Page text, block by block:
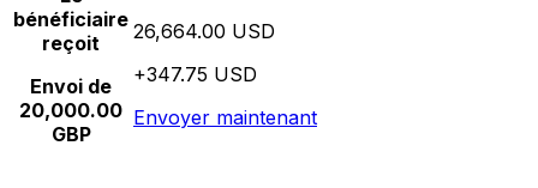
bénéficiaire
reçoit
Envoi de
20,000.00
GBP
26,664.00 USD
+347.75 USD
Envoyer maintenant